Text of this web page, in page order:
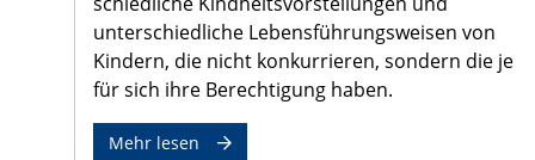
unterschiedliche Lebensführungsweisen von
Kindern, die nicht konkurrieren, sondern die je
für sich ihre Berechtigung haben.
Mehr lesen